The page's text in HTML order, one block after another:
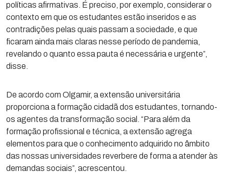
políticas afirmativas. É preciso, por exemplo, considerar o
contexto em que os estudantes estão inseridos e as
contradições pelas quais passam a sociedade, e que
ficaram ainda mais claras nesse período de pandemia,
revelando o quanto essa pauta é necessária e urgente”,
disse.
De acordo com Olgamir, a extensão universitária
proporciona a formação cidadã dos estudantes, tornando-
os agentes da transformação social. “Para além da
formação profissional e técnica, a extensão agrega
elementos para que o conhecimento adquirido no âmbito
das nossas universidades reverbere de forma a atender às
demandas sociais”, acrescentou.